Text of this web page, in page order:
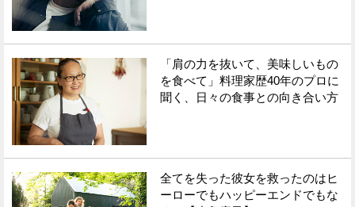
シ
ェ
す
る
ェ
ア
す
「肩の力を抜いて、美味しいもの
を食べて」料理家歴40年のプロに
聞く、日々の食事との向き合い方
全てを失った彼女を救ったのはヒ
ーローでもハッピーエンドでもな